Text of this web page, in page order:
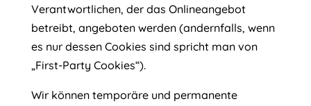
Verantwortlichen, der das Onlineangebot
betreibt, angeboten werden (andernfalls, wenn
es nur dessen Cookies sind spricht man von
„First-Party Cookies“).
Wir können temporäre und permanente